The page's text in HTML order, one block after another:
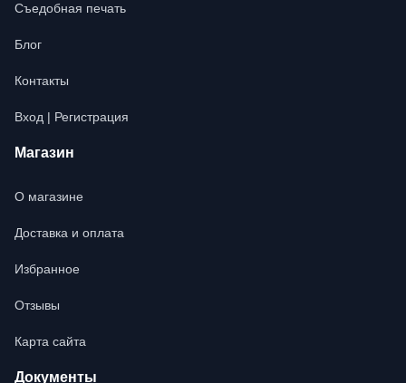
Съедобная печать
Блог
Контакты
Вход | Регистрация
Магазин
О магазине
Доставка и оплата
Избранное
Отзывы
Карта сайта
Документы